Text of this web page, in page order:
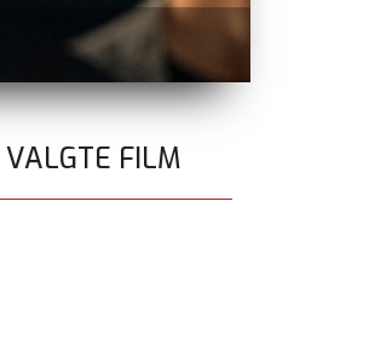
FILM